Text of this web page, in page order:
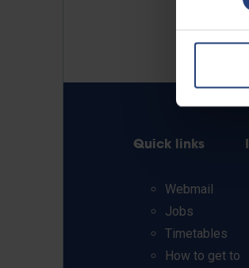
Quick links
Webmail
Jobs
Timetables
How to get to